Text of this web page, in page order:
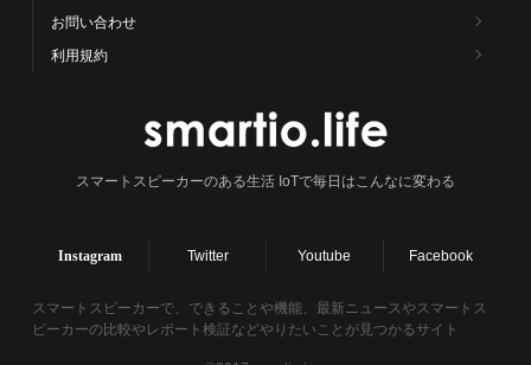
お問い合わせ
利用規約
スマートスピーカーのある生活 IoTで毎日はこんなに変わる
Instagram Twitter Youtube Facebook
スマートスピーカーで、できることや機能、最新ニュースやスマートス
ピーカーの比較やレポート検証などやりたいことが見つかるサイト